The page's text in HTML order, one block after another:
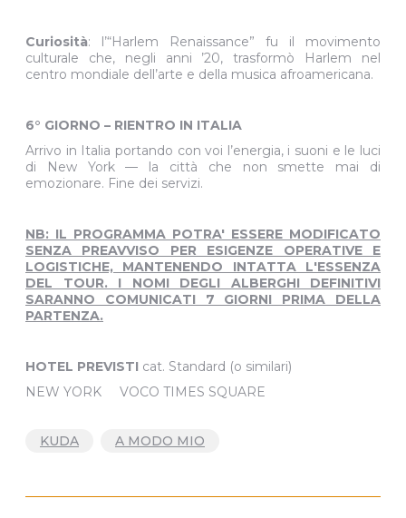
Curiosità: l’“Harlem Renaissance” fu il movimento
culturale che, negli anni ’20, trasformò Harlem nel
centro mondiale dell’arte e della musica afroamericana.
6° GIORNO – RIENTRO IN ITALIA
Arrivo in Italia portando con voi l’energia, i suoni e le luci
di New York — la città che non smette mai di
emozionare. Fine dei servizi.
NB: IL PROGRAMMA POTRA' ESSERE MODIFICATO
SENZA PREAVVISO PER ESIGENZE OPERATIVE E
LOGISTICHE, MANTENENDO INTATTA L'ESSENZA
DEL TOUR. I NOMI DEGLI ALBERGHI DEFINITIVI
SARANNO COMUNICATI 7 GIORNI PRIMA DELLA
PARTENZA.
HOTEL PREVISTI cat. Standard (o similari)
NEW YORK VOCO TIMES SQUARE
KUDA A MODO MIO